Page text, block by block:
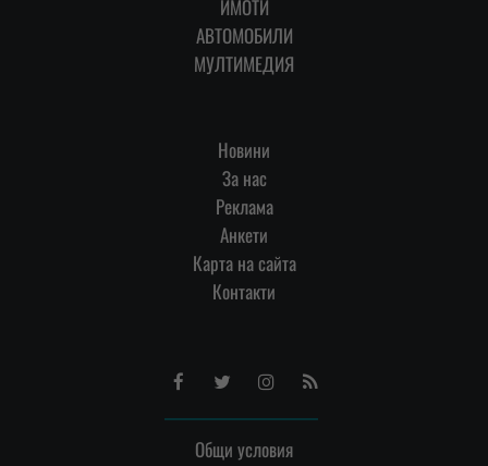
ИМОТИ
АВТОМОБИЛИ
МУЛТИМЕДИЯ
Новини
За нас
Реклама
Анкети
Карта на сайта
Контакти
FacebookTwitterInstagram
RSS
Общи условия